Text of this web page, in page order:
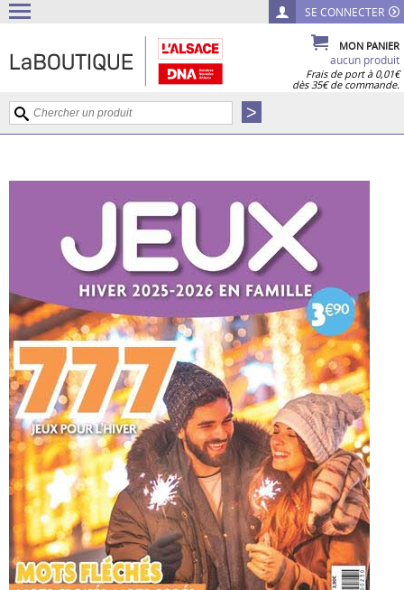
SE CONNECTER
MON PANIER
aucun produit
Frais de port à 0,01€
dès 35€ de commande.